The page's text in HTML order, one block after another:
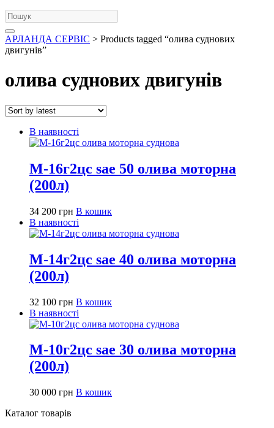
АРЛАНДА СЕРВІС > Products tagged “олива суднових
двигунів”
олива суднових двигунів
В наявності
М-16г2цс sae 50 олива моторна
(200л)
34 200 грн В кошик
В наявності
М-14г2цс sae 40 олива моторна
(200л)
32 100 грн В кошик
В наявності
М-10г2цс sae 30 олива моторна
(200л)
30 000 грн В кошик
Каталог товарів